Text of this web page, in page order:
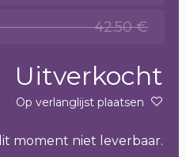
42.50 €
Uitverkocht
Op verlanglijst plaatsen
moment niet leverbaar.